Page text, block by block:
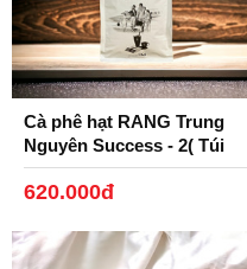
Cà phê hạt RANG Trung
Nguyên Success - 2( Túi
1kg)
620.000đ